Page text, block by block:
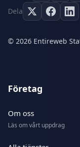
Dela
© 2026 Entireweb
Företag
Om oss
Läs om vårt uppdrag